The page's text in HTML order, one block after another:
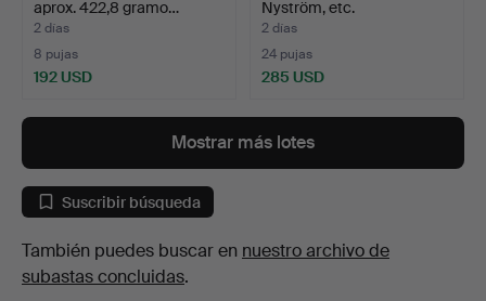
aprox. 422,8 gramo…
2 días
8 pujas
192 USD
Nyström, etc.
2 días
24 pujas
285 USD
Mostrar más lotes
Suscribir búsqueda
También puedes buscar en nuestro archivo de
subastas concluidas.